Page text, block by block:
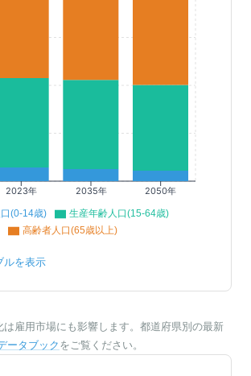
2023年 2035年 2050年
(0-14歳)
生産年齢人口(15-64歳)
高齢者人口(65歳以上)
ルを表示
雇用市場にも影響します。都道府県別の最新
ータブック をご覧ください。